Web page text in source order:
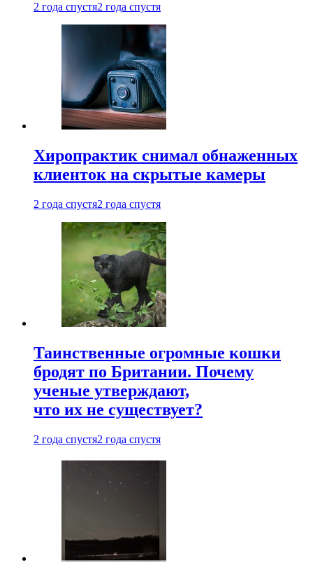
2 года спустя2 года спустя
Хиропрактик снимал обнаженных
клиенток на скрытые камеры
2 года спустя2 года спустя
Таинственные огромные кошки
бродят по Британии. Почему
ученые утверждают,
что их не существует?
2 года спустя2 года спустя